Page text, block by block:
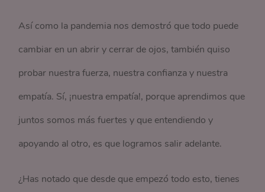
Así como la pandemia nos demostró que todo puede
cambiar en un abrir y cerrar de ojos, también quiso
probar nuestra fuerza, nuestra confianza y nuestra
empatía. Sí, ¡nuestra empatía!, porque aprendimos que
juntos somos más fuertes y que entendiendo y
apoyando al otro, es que logramos salir adelante.
¿Has notado que desde que empezó todo esto, tienes